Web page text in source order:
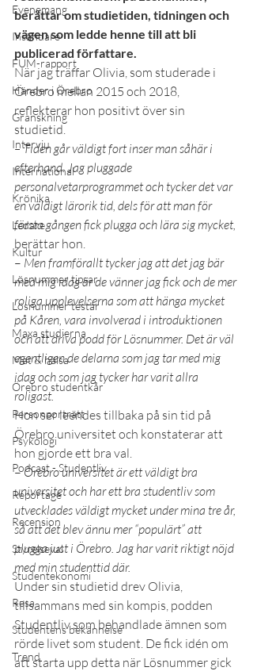
Evenemang
Insändare
FUM-rapport
Händer i Örebro
Granskning
Intervju
International
Krönika
Ledare
Kultur
Lösnummer tipsar
Lösnummer testar
Maxa studierna
Mat & hälsa
Örebro studentkår
Personporträtt
Psykologi
Podcast - Studentliv
Reportage
Recension
Styrelseval
Studentekonomi
Resa
Studentens bekännelse
Trend
berättar om studietiden, tidningen och
vägen som ledde henne till att bli
publicerad författare.
När jag träffar Olivia, som studerade i
Örebro mellan 2015 och 2018,
reflekterar hon positivt över sin
studietid.
– Tiden går väldigt fort inser man såhär i
efterhand. Jag pluggade
personalvetarprogrammet och tycker det var
en väldigt lärorik tid, dels för att man för
första gången fick plugga och lära sig mycket,
berättar hon.
– Men framförallt tycker jag att det jag bär
med mig idag är de vänner jag fick och de mer
roliga upplevelserna som att hänga mycket
på Kåren, vara involverad i introduktionen
och att driva podd för Lösnummer. Det är väl
egentligen de delarna som jag tar med mig
idag och som jag tycker har varit allra
roligast.
Hon ser leendes tillbaka på sin tid på
Örebro universitet och konstaterar att
hon gjorde ett bra val.
– Örebro universitet är ett väldigt bra
universitet och har ett bra studentliv som
utvecklades väldigt mycket under mina tre år,
så att det blev ännu mer “populärt” att
plugga just i Örebro. Jag har varit riktigt nöjd
med min studenttid där.
Under sin studietid drev Olivia,
tillsammans med sin kompis, podden
Studentliv som behandlade ämnen som
rörde livet som student. De fick idén om
att starta upp detta när Lösnummer gick